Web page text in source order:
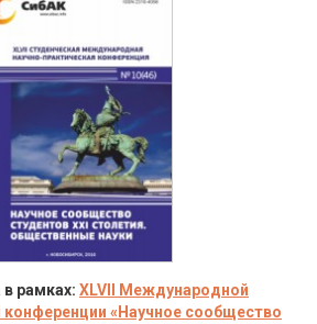
рамках: XLVII Международной
конференции «Научное сообщество